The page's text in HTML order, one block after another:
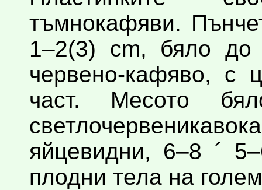
тъмнокафяви.
1–2(3) cm, бяло до
червено-кафяво, с
част. Месото
яйцевидни, 6–8 ´
плодни тела на